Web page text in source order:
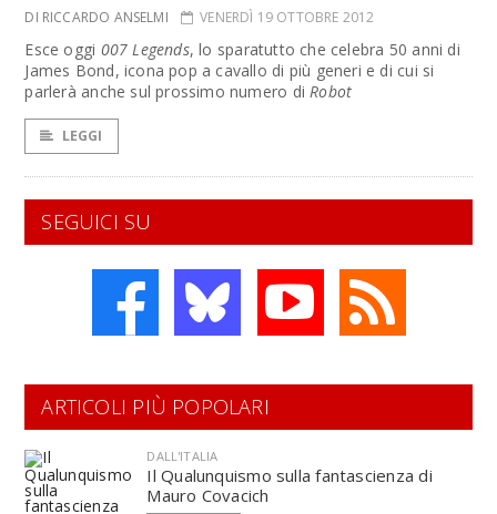
DI RICCARDO ANSELMI VENERDÌ 19 OTTOBRE 2012
Esce oggi 007 Legends, lo sparatutto che celebra 50 anni di
James Bond, icona pop a cavallo di più generi e di cui si
parlerà anche sul prossimo numero diRobot
LEGGI
SEGUICI SU
ARTICOLI PIÙ POPOLARI
DALL'ITALIA
Il Qualunquismo sulla fantascienza di
Mauro Covacich